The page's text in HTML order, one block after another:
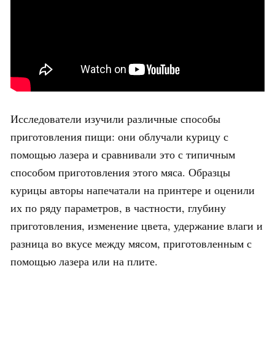
Исследователи изучили различные способы
приготовления пищи: они облучали курицу с
помощью лазера и сравнивали это с типичным
способом приготовления этого мяса. Образцы
курицы авторы напечатали на принтере и оценили
их по ряду параметров, в частности, глубину
приготовления, изменение цвета, удержание влаги и
разница во вкусе между мясом, приготовленным с
помощью лазера или на плите.